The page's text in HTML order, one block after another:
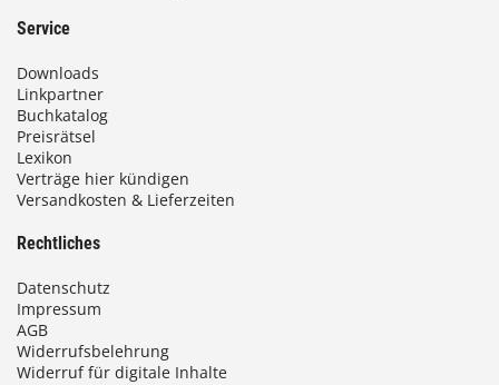
Service
Downloads
Linkpartner
Buchkatalog
Preisrätsel
Lexikon
Verträge hier kündigen
Versandkosten & Lieferzeiten
Rechtliches
Datenschutz
Impressum
AGB
Widerrufsbelehrung
Widerruf für digitale Inhalte